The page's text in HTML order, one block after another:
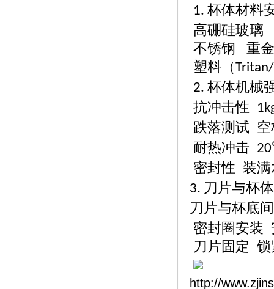
1. 杯体材料
高硼硅玻璃
不锈钢
重
塑料（Tritan/
2. 杯体机械
抗冲击性
跌落测试
耐热冲击
20
密封性 装
3. 刀片与杯
刀片与杯底
密封圈安装
刀片固定 锁
http://